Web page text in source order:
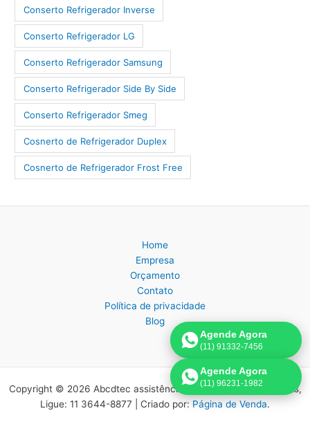
Conserto Refrigerador Inverse
Conserto Refrigerador LG
Conserto Refrigerador Samsung
Conserto Refrigerador Side By Side
Conserto Refrigerador Smeg
Cosnerto de Refrigerador Duplex
Cosnerto de Refrigerador Frost Free
Home
Empresa
Orçamento
Contato
Política de privacidade
Blog
Copyright © 2026 Abcdtec assistência técnica eletrodomésticos,
Ligue: 11 3644-8877 | Criado por: Página de Venda.
Agende Agora
(11) 91332-7456
Agende Agora
(11) 96231-1982